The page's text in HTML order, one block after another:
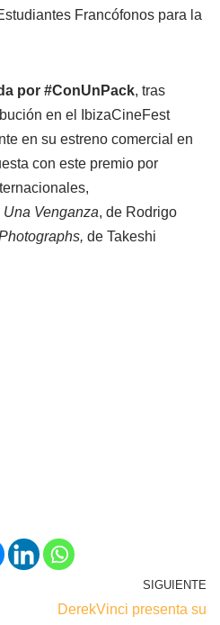
Francófonos para la
por #ConUnPack, tras
en el IbizaCineFest
en su estreno comercial en
con este premio por
Venganza, de Rodrigo
de Takeshi
SIGUIENTE
DerekVinci presenta su